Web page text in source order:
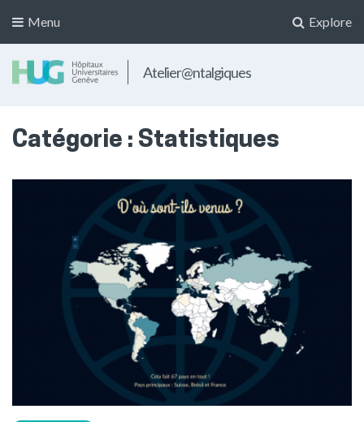
Explore
Menu
Atelier@ntalgiques
Catégorie : Statistiques